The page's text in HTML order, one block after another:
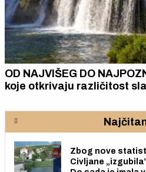
OD NAJVIŠEG DO
koje otkrivaju različitost
Zbog nove
Civljane